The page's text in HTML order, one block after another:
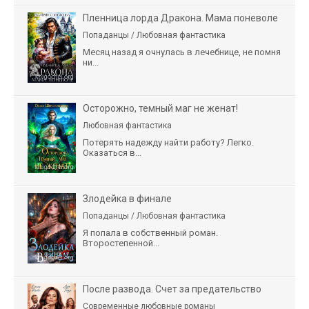
Пленница лорда Дракона. Мама поневоле
Попаданцы / Любовная фантастика
Месяц назад я очнулась в лечебнице, не помня
ни...
Осторожно, темный маг не женат!
Любовная фантастика
Потерять надежду найти работу? Легко.
Оказаться в...
Злодейка в финале
Попаданцы / Любовная фантастика
Я попала в собственный роман.
Второстепенной...
После развода. Счет за предательство
Современные любовные романы